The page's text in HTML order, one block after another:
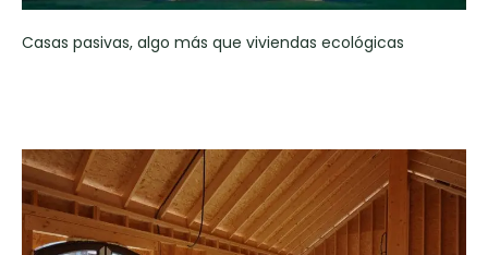
Casas pasivas, algo más que viviendas ecológicas